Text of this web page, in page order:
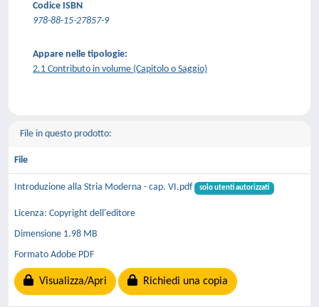
Codice ISBN
978-88-15-27857-9
Appare nelle tipologie:
2.1 Contributo in volume (Capitolo o Saggio)
File in questo prodotto:
File
Introduzione alla Stria Moderna - cap. VI.pdf solo utenti autorizzati
Licenza: Copyright dell'editore
Dimensione 1.98 MB
Formato Adobe PDF
Visualizza/Apri Richiedi una copia